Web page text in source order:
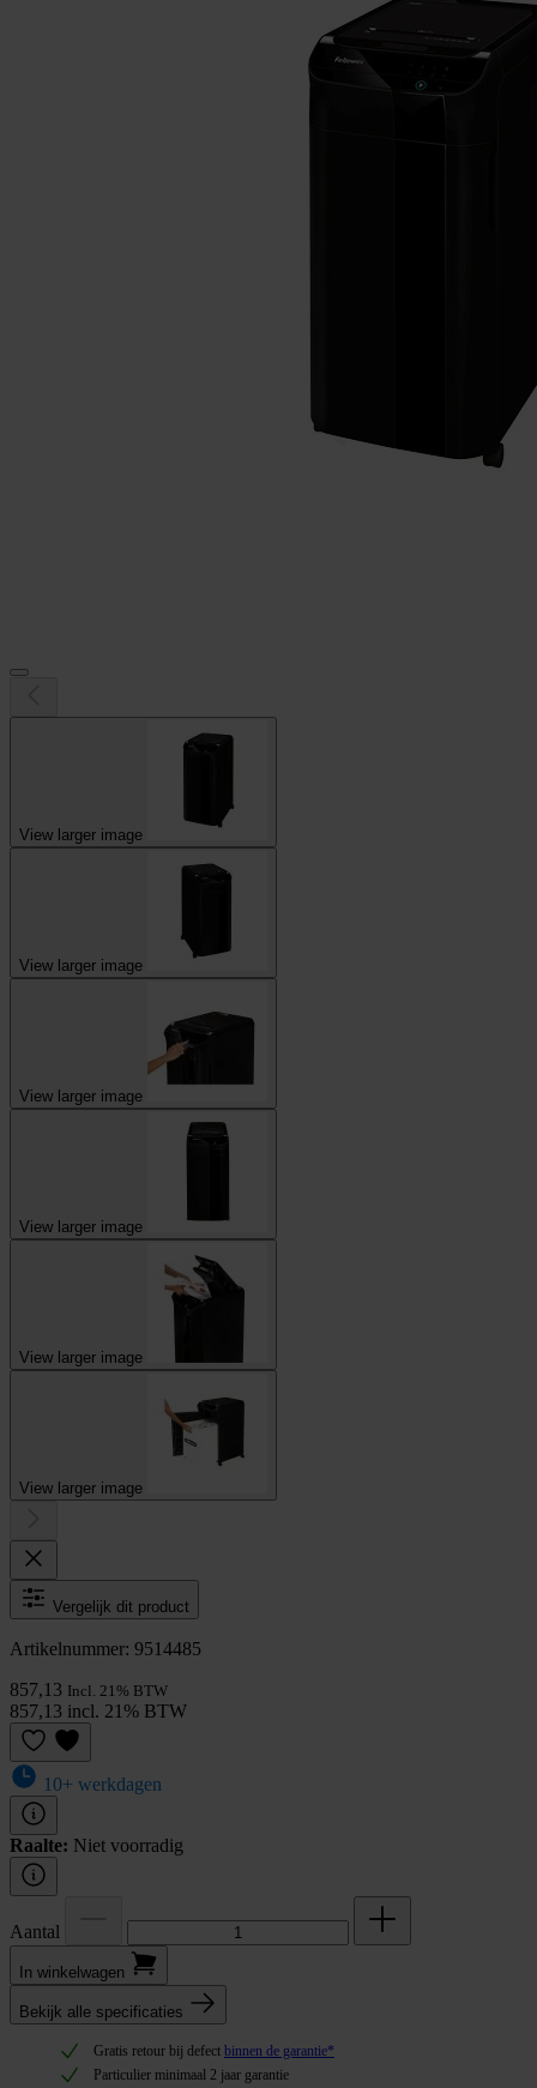
View larger image
View larger image
View larger image
View larger image
View larger image
View larger image
Vergelijk dit product
Artikelnummer: 9514485
857,13 Incl. 21% BTW
857,13 incl. 21% BTW
10+ werkdagen
Raalte: Niet voorradig
Aantal
In winkel­wagen
Bekijk alle specificaties
Gratis retour bij defect binnen de garantie*
Particulier minimaal 2 jaar garantie